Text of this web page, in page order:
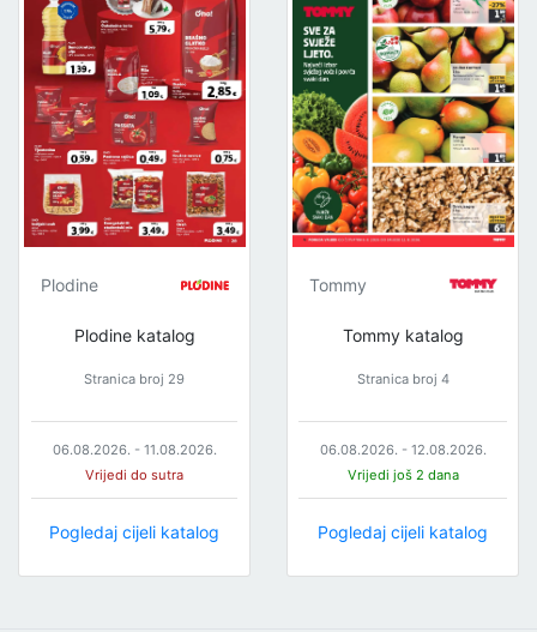
Plodine
Plodine katalog
Stranica broj 29
06.08.2026. - 11.08.2026.
Vrijedi do sutra
Pogledaj cijeli katalog
Tommy
Tommy katalog
Stranica broj 4
06.08.2026. - 12.08.2026.
Vrijedi još 2 dana
Pogledaj cijeli katalog